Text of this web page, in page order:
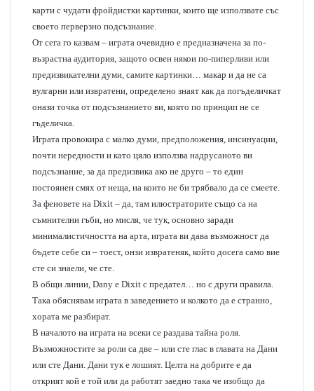
карти с чудати фройдистки картинки, които ще използвате със
своето перверзно подсъзнание.
От сега го казвам – играта очевидно е предназначена за по-
възрастна аудитория, защото освен някои по-пиперливи или
предизвикателни думи, самите картинки… макар и да не са
вулгарни или извратени, определено знаят как да погъделичкат
онази точка от подсъзнанието ви, която по принцип не се
гъделичка.
Играта провокира с малко думи, предположения, инсинуации,
почти нередности и като цяло използва надрусаното ви
подсъзнание, за да предизвика ако не друго – то един
постоянен смях от неща, на които не би трябвало да се смеете.
За феновете на Dixit – да, там илюстраторите също са на
съмнителни гъби, но мисля, че тук, основно заради
минималистичността на арта, играта ви дава възможност да
бъдете себе си – тоест, онзи извратеняк, който досега само вие
сте си знаели, че сте.
В общи линии, Dany е Dixit с предател… но с други правила.
Така обяснявам играта в заведението и колкото да е странно,
хората ме разбират.
В началото на играта на всеки се раздава тайна роля.
Възможностите за роли са две – или сте глас в главата на Дани
или сте Дани. Дани тук е лошият. Целта на добрите е да
открият кой е той или да работят заедно така че изобщо да